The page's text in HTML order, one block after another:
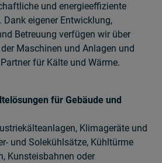
und energieeffiziente
Dank eigener Entwicklung,
Betreuung verfügen wir über
Maschinen und Anlagen und
für Kälte und Wärme.
für Gebäude und
Klimageräte und
und Solekühlsätze, Kühltürme
Kunsteisbahnen oder